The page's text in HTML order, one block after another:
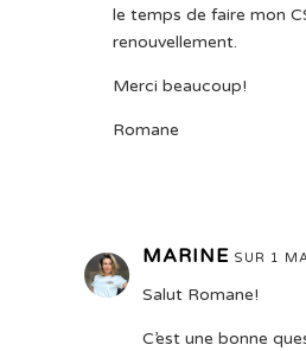
le temps de faire mon
renouvellement.
Merci beaucoup!
Romane
MARINE SUR 1
Salut Romane!
C’est une bonne